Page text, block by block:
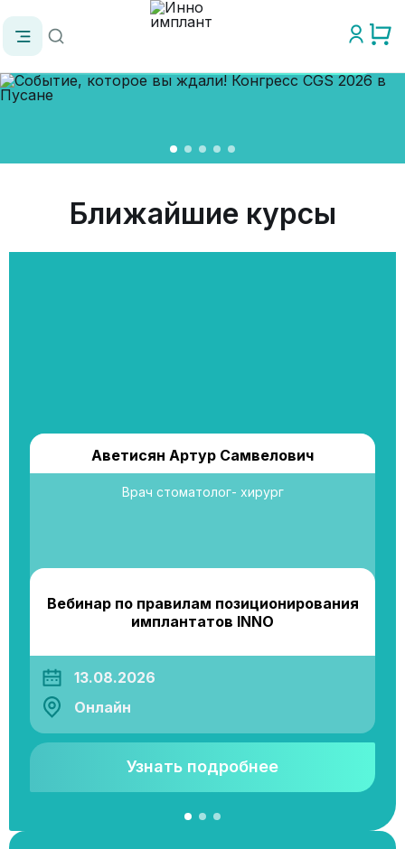
Ближайшие курсы
Аветисян Артур Самвелович
Врач стоматолог- хирург
Вебинар по правилам позиционирования
имплантатов INNO
13.08.2026
Онлайн
Узнать подробнее